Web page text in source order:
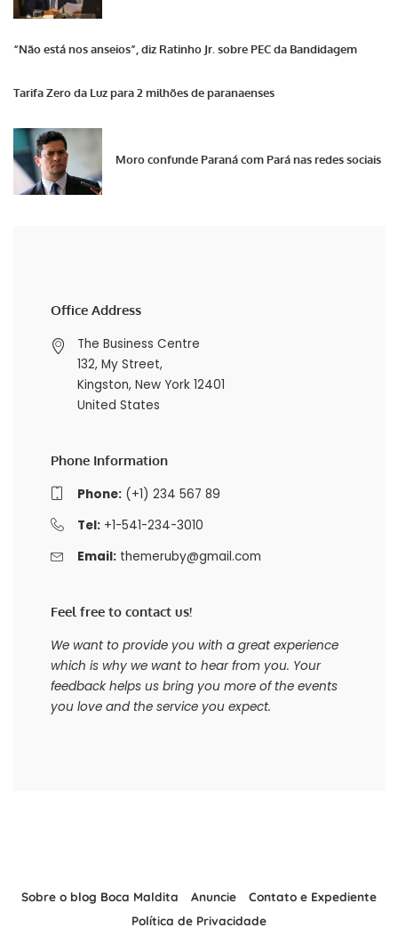
“Não está nos anseios”, diz Ratinho Jr. sobre PEC da Bandidagem
Tarifa Zero da Luz para 2 milhões de paranaenses
Moro confunde Paraná com Pará nas redes sociais
Office Address
The Business Centre
132, My Street,
Kingston, New York 12401
United States
Phone Information
Phone:(+1) 234 567 89
Tel:+1-541-234-3010
Email: themeruby@gmail.com
Feel free to contact us!
We want to provide you with a great experience
which is why we want to hear from you. Your
feedback helps us bring you more of the events
you love and the service you expect.
Sobre o blog Boca Maldita Anuncie
Contato e Expediente
Política de Privacidade